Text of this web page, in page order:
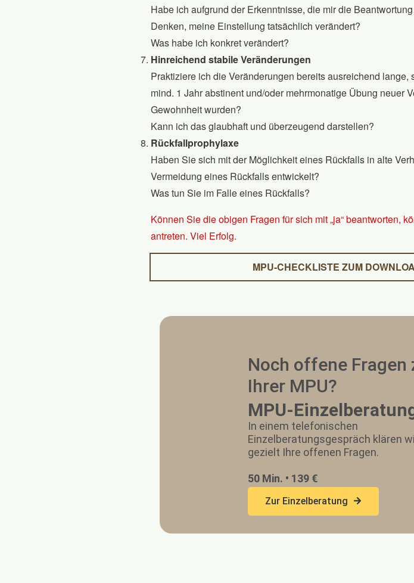
Habe ich aufgrund der Erkenntnisse, die mir die
Denken, meine Einstellung tatsächlich verändert?
Was habe ich konkret verändert?
Hinreichend stabile Veränderungen
Praktiziere ich die Veränderungen bereits ausreichend
mind. 1 Jahr abstinent und/oder mehrmonatige Übung neuer
Gewohnheit wurden?
Kann ich das glaubhaft und überzeugend darstellen?
Rückfallprophylaxe
Haben Sie sich mit der Möglichkeit eines Rückfalls in alte
Vermeidung eines Rückfalls entwickelt?
Was tun Sie im Falle eines Rückfalls?
Können Sie die obigen Fragen für sich mit „ja“ beantworten,
antreten. Viel Erfolg.
MPU-CHECKLISTE ZUM
Noch offene Fragen
Ihrer MPU?
MPU-
In einem telefonischen
Einzelberatungsgespräch klären
gezielt Ihre offenen Fragen.
50 Min. • 139 €
Zur Einzelberatung